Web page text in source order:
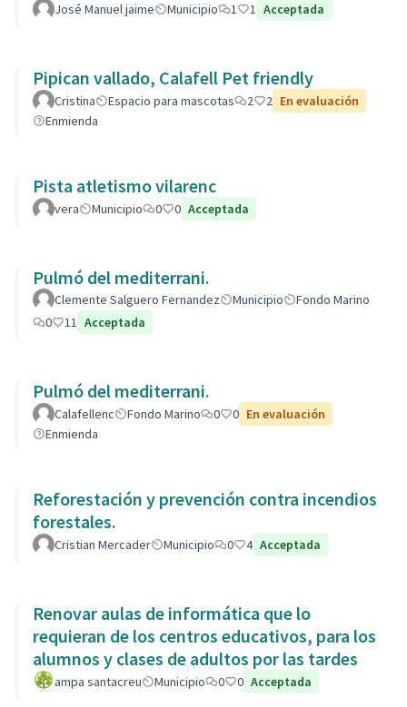
José Manuel jaime Municipio 1 1 Acceptada
Pipican vallado, Calafell Pet friendly
Cristina Espacio para mascotas 2 2 En evaluación
Enmienda
Pista atletismo vilarenc
vera Municipio 0 0 Acceptada
Pulmó del mediterrani.
Clemente Salguero Fernandez Municipio
Fondo Marino
0
11 Acceptada
Pulmó del mediterrani.
Calafellenc Fondo Marino 0 0 En evaluación
Enmienda
Reforestación y prevención contra incendios
forestales.
Cristian Mercader Municipio 0 4 Acceptada
Renovar aulas de informática que lo
requieran de los centros educativos, para los
alumnos y clases de adultos por las tardes
ampa santacreu Municipio 0 0 Acceptada